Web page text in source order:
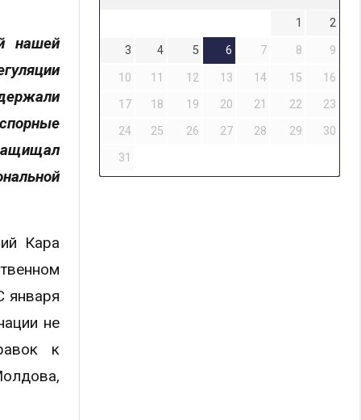
нашей
Кара
января
не
к
1
2
3
4 5 6 7 8
9
10
11 12 13 14 15
16
17
18 19 20 21 22
23
24
25 26 27 28 29
30
31